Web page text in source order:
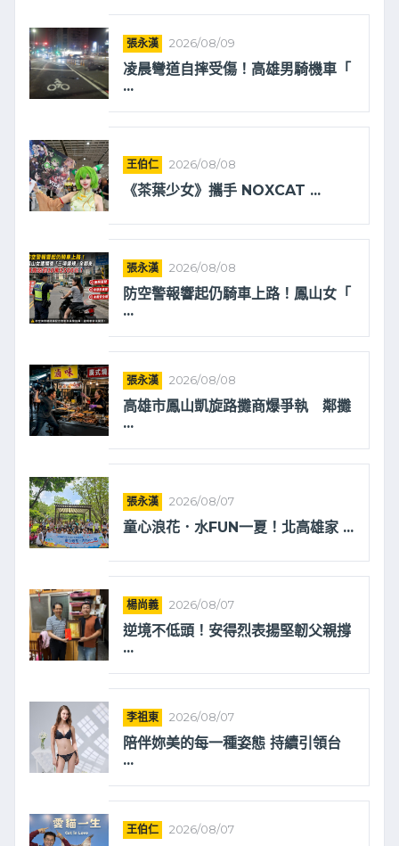
張永漢 2026/08/09
凌晨彎道自摔受傷！高雄男騎機車「
...
王伯仁 2026/08/08
《茶葉少女》攜手 NOXCAT ...
張永漢 2026/08/08
防空警報響起仍騎車上路！鳳山女「
...
張永漢 2026/08/08
高雄市鳳山凱旋路攤商爆爭執 鄰攤
...
張永漢 2026/08/07
童心浪花．水FUN一夏！北高雄家 ...
楊尚義 2026/08/07
逆境不低頭！安得烈表揚堅韌父親撐
...
李祖東 2026/08/07
陪伴妳美的每一種姿態 持續引領台
...
王伯仁 2026/08/07